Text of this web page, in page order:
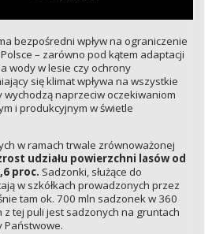
bezpośredni wpływ na ograniczenie
– zarówno pod kątem adaptacji
wody w lesie czy ochrony
się klimat wpływa na wszystkie
naprzeciw oczekiwaniom
i produkcyjnym w świetle
w ramach trwale zrównoważonej
udziału powierzchni lasów od
proc. Sadzonki, służące do
w szkółkach prowadzonych przez
tam ok. 700 mln sadzonek w 360
z tej puli jest sadzonych na gruntach
Państwowe.